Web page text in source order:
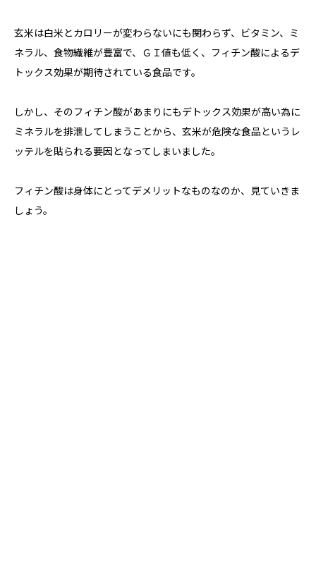
玄米は白米とカロリーが変わらないにも関わらず、ビタミン、ミ
ネラル、食物繊維が豊富で、ＧＩ値も低く、フィチン酸によるデ
トックス効果が期待されている食品です。
しかし、そのフィチン酸があまりにもデトックス効果が高い為に
ミネラルを排泄してしまうことから、玄米が危険な食品というレ
ッテルを貼られる要因となってしまいました。
フィチン酸は身体にとってデメリットなものなのか、見ていきま
しょう。